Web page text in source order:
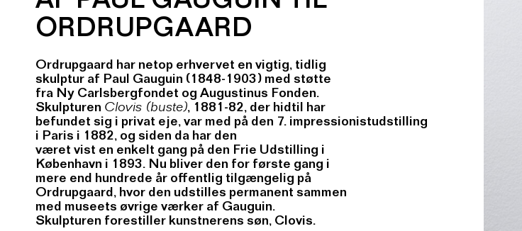
ORDRUPGAARD
Ordrupgaard har netop erhvervet en vigtig, tidlig
skulptur af Paul Gauguin (1848-1903) med støtte
fra Ny Carlsbergfondet og Augustinus Fonden.
Skulpturen Clovis (buste), 1881-82, der hidtil har
befundet sig i privat eje, var med på den 7. impressionistudstilling
i Paris i 1882, og siden da har den
været vist en enkelt gang på den Frie Udstilling i
København i 1893. Nu bliver den for første gang i
mere end hundrede år offentlig tilgængelig på
Ordrupgaard, hvor den udstilles permanent sammen
med museets øvrige værker af Gauguin.
Skulpturen forestiller kunstnerens søn, Clovis.